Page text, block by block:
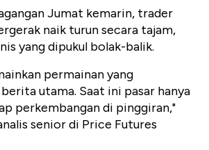
Jumat kemarin, trader
naik turun secara tajam,
yang dipukul bolak-balik.
permainan yang
utama. Saat ini pasar hanya
perkembangan di pinggiran,"
senior di Price Futures